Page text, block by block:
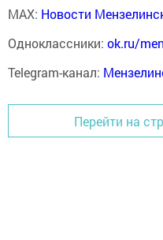
MAX: Новости
Одноклассники: ok.ru/
Telegram-канал:
Перейти на